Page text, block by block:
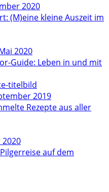
2020
(M)eine kleine Auszeit im
2020
Guide: Leben in und mit
2019
Rezepte aus aller
2020
auf dem